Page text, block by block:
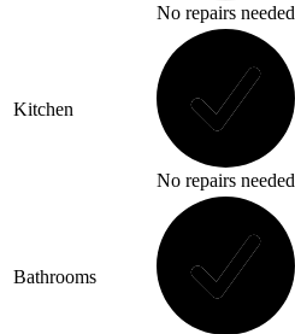
No repairs needed
Kitchen
No repairs needed
Bathrooms